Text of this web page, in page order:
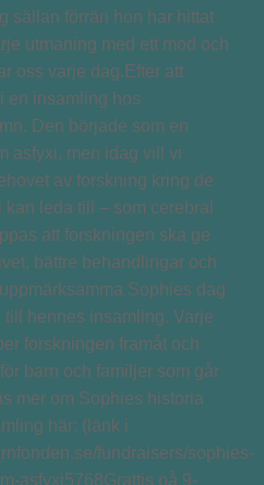
sällan förrän hon har hittat
utmaning med ett mod och
oss varje dag.Efter att
en insamling hos
Den började som en
asfyxi, men idag vill vi
av forskning kring de
leda till – som cerebral
att forskningen ska ge
bättre behandlingar och
Sophies dag
hennes insamling. Varje
forskningen framåt och
barn och familjer som går
mer om Sophies historia
här: (länk i
fundraisers/sophies-
asfyxi5768Grattis på 9-